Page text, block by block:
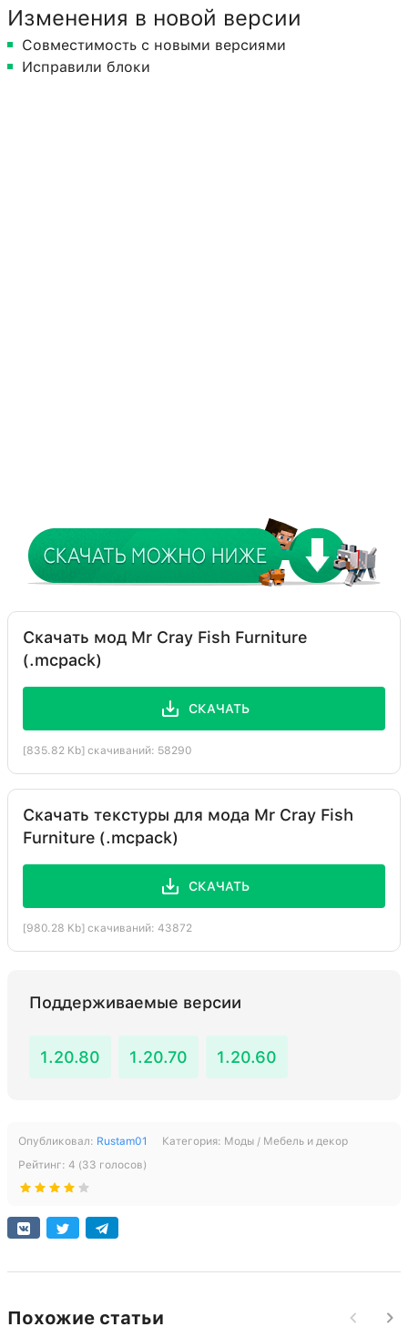
Изменения в новой версии
Совместимость с новыми версиями
Исправили блоки
Скачать мод Mr Cray Fish Furniture
(.mcpack)
СКАЧАТЬ
[835.82 Kb] скачиваний: 58290
Скачать текстуры для мода Mr Cray Fish
Furniture (.mcpack)
СКАЧАТЬ
[980.28 Kb] скачиваний: 43872
Поддерживаемые версии
1.20.80 1.20.70 1.20.60
Опубликовал: Rustam01 Категория: Моды / Мебель и декор
Рейтинг: 4 (33 голосов)
Похожие статьи